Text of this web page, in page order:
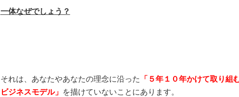
一体なぜでしょう？
それは、あなたやあなたの理念に沿った 「５年１０年かけて取り組
ビジネスモデル」 を描けていないことにあります。